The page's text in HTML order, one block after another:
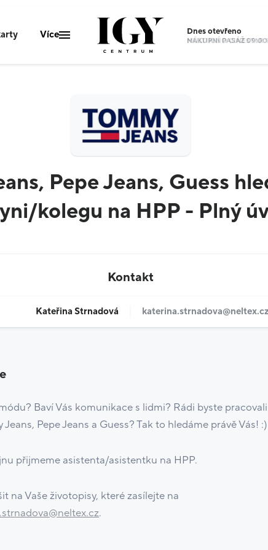
Více Dnesotevřeno
NÁKUPNÍ PASÁŽ
MULTIKINO CINESTAR
Pepe Jeans, Guess
kolegu na HPP - Plný
Kontakt
Kateřina Strnadová katerina.strnadova@neltex.cz
Baví Vás komunikace s lidmi? Rádi byste
Jeans, Pepe Jeans a Guess? Tak to hledáme právě Vás! :)
přijmeme asistenta/asistentku na HPP.
na Vaše životopisy, které zasílejte na
.